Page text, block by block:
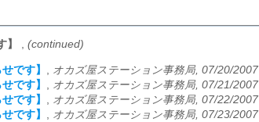
】 , (continued)
です】
オカズ屋ステーション事務局, 07/20/2007
です】
オカズ屋ステーション事務局, 07/21/2007
です】
オカズ屋ステーション事務局, 07/22/2007
です】
オカズ屋ステーション事務局, 07/23/2007